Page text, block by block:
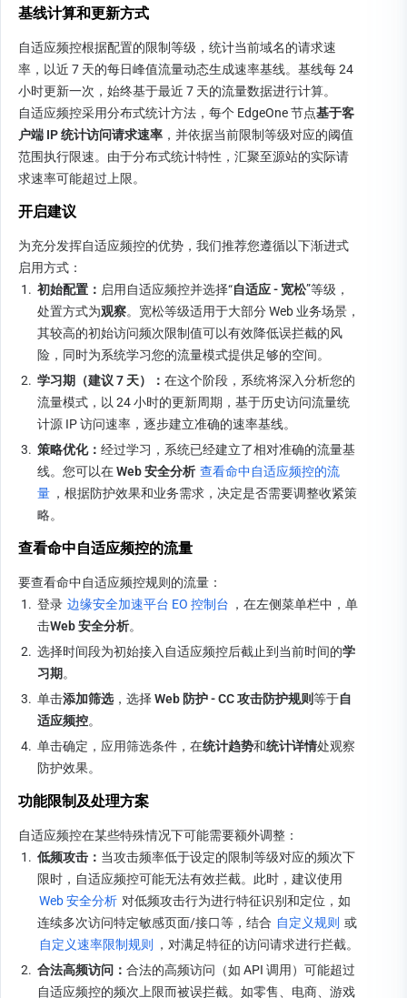
基线计算和更新方式
自适应频控根据配置的限制等级，统计当前域名的请求速
率， 以近 7 天的每日峰值流量动态生成速率基线。 基线每 24
小时更新一次 ， 始终基于最近 7 天的流量数据进行计算。
自适应频控采用分布式统计方法，每个 EdgeOne 节点基于客
户端 IP 统计访问请求速率 ，并依据当前限制等级对应的阈值
范围执行限速。由于分布式统计特性，汇聚至源站的实际请
求速率可能超过上限。
开启建议
为充分发挥自适应频控的优势，我们推荐您遵循以下渐进式
启用方式：
1. 初始配置： 启用自适应频控并选择“自适应 - 宽松”等级，
处置方式为观察。宽松等级适用于大部分 Web 业务场景，
其较高的初始访问频次限制值可以有效降低误拦截的风
险，同时为系统学习您的流量模式提供足够的空间。
2. 学习期（建议 7 天）： 在这个阶段，系统将深入分析您的
流量模式，以 24 小时的更新周期，基于历史访问流量统
计源 IP 访问速率，逐步建立准确的速率基线。
3. 策略优化： 经过学习，系统已经建立了相对准确的流量基
线。您可以在 Web 安全分析 查看命中自适应频控的流
量 ，根据防护效果和业务需求，决定是否需要调整收紧策
略。
查看命中自适应频控的流量
要查看命中自适应频控规则的流量：
1. 登录 边缘安全加速平台 EO 控制台 ，在左侧菜单栏中，单
击Web 安全分析。
2. 选择时间段为初始接入自适应频控后截止到当前时间的学
习期。
3. 单击添加筛选，选择 Web 防护 - CC 攻击防护规则等于自
适应频控。
4. 单击确定，应用筛选条件，在统计趋势和统计详情处观察
防护效果。
功能限制及处理方案
自适应频控在某些特殊情况下可能需要额外调整：
1. 低频攻击： 当攻击频率低于设定的限制等级对应的频次下
限时，自适应频控可能无法有效拦截。此时，建议使用
Web 安全分析 对低频攻击行为进行特征识别和定位，如
连续多次访问特定敏感页面/接口等，结合 自定义规则 或
自定义速率限制规则 ，对满足特征的访问请求进行拦截。
2. 合法高频访问： 合法的高频访问（如 API 调用）可能超过
自适应频控的频次上限而被误拦截。如零售、电商、游戏